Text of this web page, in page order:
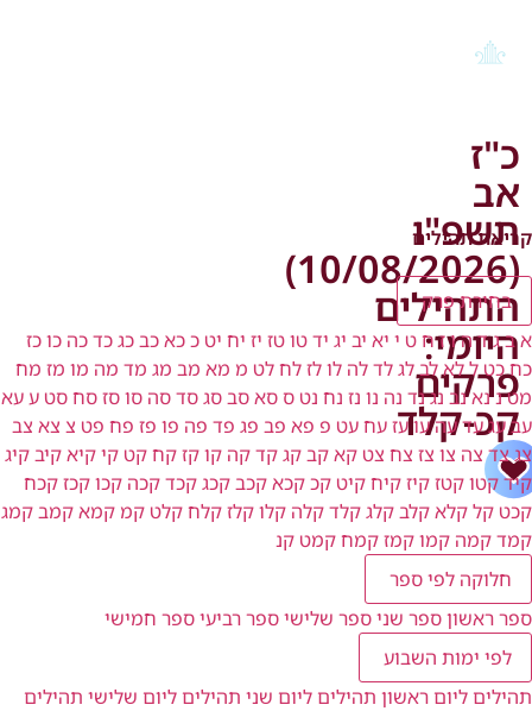
כ"ז
אב
תשפ"ו
(10/08/2026)
התהילים
היומי:
פרקים
קכ-קלד
קריאת תהילים
בחירת פרק
אבגד הוז חט י יא יב יג ידטוטז יז יח יט ככאכבכגכדכה כוכז
כחכטללאלבלגלדלה לולזלחלט מ מא מב מג מד מה מו מז מח
מטננאנב נגנד נה נו נז נח נט ססאסבסגסדסה סוסזסחסט עעא
עבעגעדעהעועזעחעט פ פא פב פג פד פה פו פז פח פט צ צא צב
צגצד צה צו צז צח צט קאקבקגקדקה קוקזקחקט קיקיאקיבקיג
קידקטוקטזקיזקיחקיט קכקכאקכבקכגקכדקכה קכוקכזקכח
קכט קלקלאקלבקלגקלדקלה קלוקלזקלחקלט קמ קמאקמבקמג
קמדקמה קמוקמזקמחקמט קנ
חלוקה לפי ספר
ספר ראשוןספר שניספר שלישיספר רביעיספר חמישי
לפי ימות השבוע
תהילים ליום ראשון תהילים ליום שני תהילים ליום שלישי תהילים